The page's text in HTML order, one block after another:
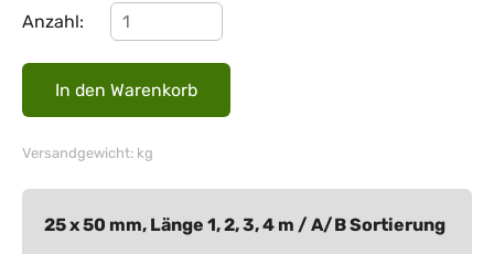
Anzahl:
Versandgewicht: kg
25 x 50 mm, Länge 1, 2, 3, 4 m / A/B Sortierung